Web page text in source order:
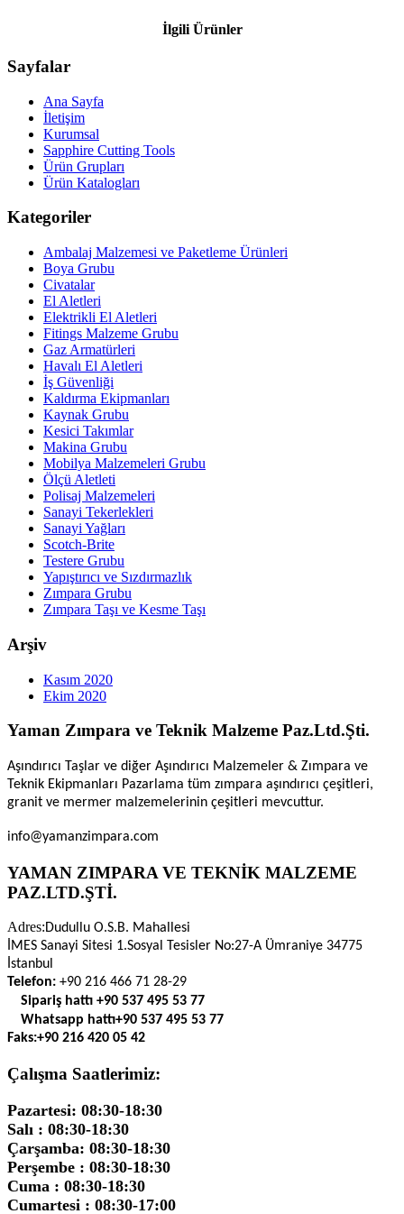
İlgili Ürünler
Sayfalar
Ana Sayfa
İletişim
Kurumsal
Sapphire Cutting Tools
Ürün Grupları
Ürün Katalogları
Kategoriler
Ambalaj Malzemesi ve Paketleme Ürünleri
Boya Grubu
Civatalar
El Aletleri
Elektrikli El Aletleri
Fitings Malzeme Grubu
Gaz Armatürleri
Havalı El Aletleri
İş Güvenliği
Kaldırma Ekipmanları
Kaynak Grubu
Kesici Takımlar
Makina Grubu
Mobilya Malzemeleri Grubu
Ölçü Aletleti
Polisaj Malzemeleri
Sanayi Tekerlekleri
Sanayi Yağları
Scotch-Brite
Testere Grubu
Yapıştırıcı ve Sızdırmazlık
Zımpara Grubu
Zımpara Taşı ve Kesme Taşı
Arşiv
Kasım 2020
Ekim 2020
Yaman Zımpara ve Teknik Malzeme Paz.Ltd.Şti.
Aşındırıcı Taşlar ve diğer Aşındırıcı Malzemeler & Zımpara ve
Teknik Ekipmanları Pazarlama tüm zımpara aşındırıcı çeşitleri,
granit ve mermer malzemelerinin çeşitleri mevcuttur.
info@yamanzimpara.com
YAMAN ZIMPARA VE TEKNİK MALZEME
PAZ.LTD.ŞTİ.
Adres:Dudullu O.S.B. Mahallesi
İMES Sanayi Sitesi 1.Sosyal Tesisler No:27-A Ümraniye 34775
İstanbul
Telefon: +90 216 466 71 28-29
Sipariş hattı +90 537 495 53 77
Whatsapp hattı+90 537 495 53 77
Faks:+90 216 420 05 42
Çalışma Saatlerimiz:
Pazartesi: 08:30-18:30
Salı : 08:30-18:30
Çarşamba: 08:30-18:30
Perşembe : 08:30-18:30
Cuma : 08:30-18:30
Cumartesi : 08:30-17:00